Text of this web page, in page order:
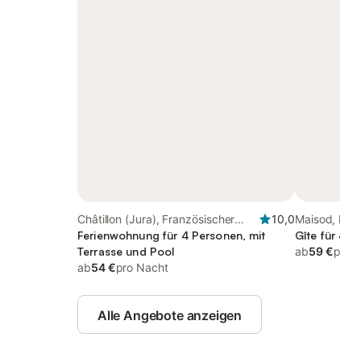
Châtillon (Jura), Französischer
Jura
10,0
Ferienwohnung für 4 Personen, mit
Terrasse und Pool
ab54 €pro Nacht
Maisod,
Gîte für
ab59 €
Alle Angebote anzeigen